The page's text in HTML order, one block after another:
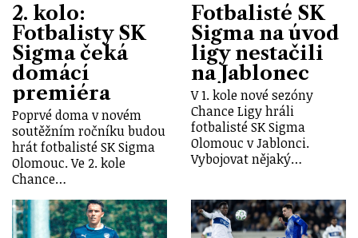
2. kolo:
Fotbalisty SK
Sigma čeká
domácí
premiéra
Poprvé doma v novém
soutěžním ročníku budou
hrát fotbalisté SK Sigma
Olomouc. Ve 2. kole
Chance…
Fotbalisté SK
Sigma na úvod
ligy nestačili
na Jablonec
V 1. kole nové sezóny
Chance Ligy hráli
fotbalisté SK Sigma
Olomouc v Jablonci.
Vybojovat nějaký…